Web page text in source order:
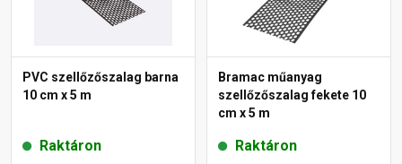
PVC szellőzőszalag barna
10 cm x 5 m
Raktáron
Bramac műanyag
szellőzőszalag fekete 10
cm x 5 m
Raktáron